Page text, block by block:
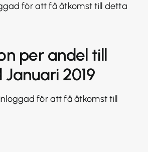
för att få åtkomst till detta
per andel till
2019
för att få åtkomst till